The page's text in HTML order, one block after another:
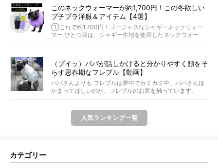
このネックウォーマーが約1,700円！この冬欲しい
プチプラ洋服＆アイテム【4選】
①これで約1,700円！ゴージャスなシャギーネックウォー
マー ひとつ目は、シャギー生地を使用したネックウォー
マ...
（プイッ）パパが話しかけると分かりやすく顔をそ
らす思春期なフレブル【動画】
パパさんよりも フレブルは夢中でカミカミ中。パパさんは
かまってほしいのか、フレブルのお尻を触っています。
&n...
人気ランキング一覧
カテゴリー